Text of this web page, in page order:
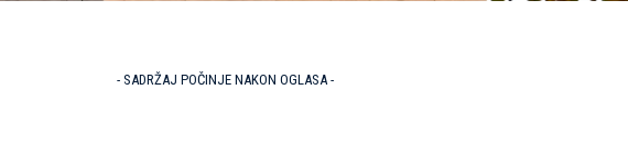
- SADRŽAJ POČINJE NAKON OGLASA -